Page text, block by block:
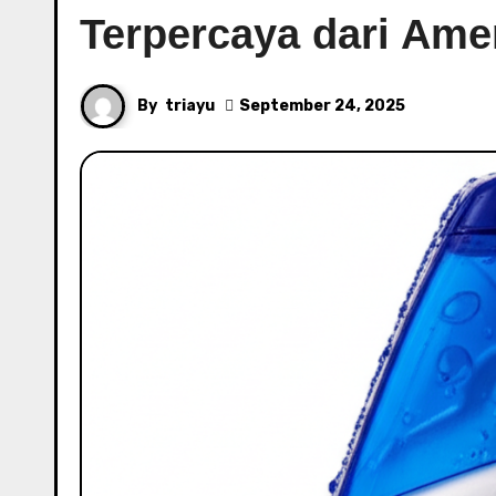
Terpercaya dari
By triayu September 24, 2025